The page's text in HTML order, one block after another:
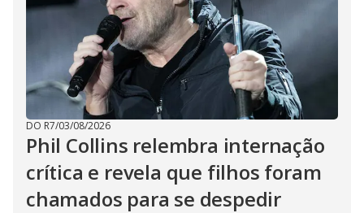
DO R7/03/08/2026
Phil Collins relembra internação
crítica e revela que filhos foram
chamados para se despedir